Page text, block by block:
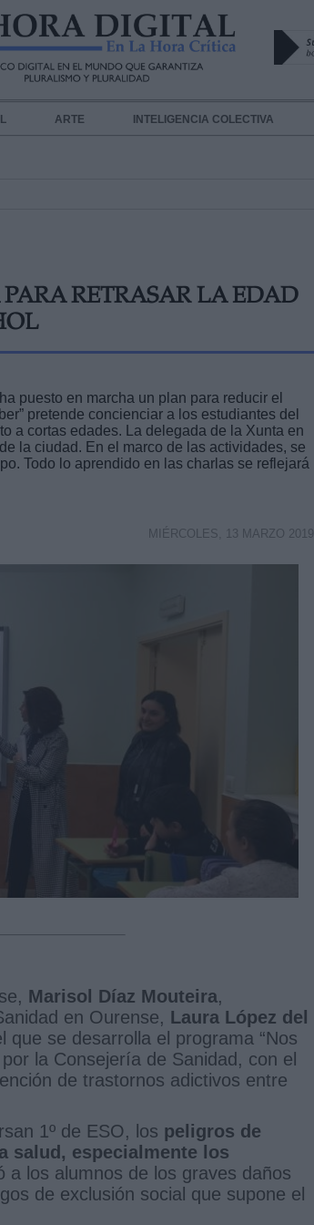
ARTE INTELIGENCIA COLECTIVA
RETRASAR LA EDAD
puesto en marcha un plan para reducir el
pretende concienciar a los estudiantes del
a cortas edades. La delegada de la Xunta en
la ciudad. En el marco de las actividades, se
Todo lo aprendido en las charlas se reflejará
MIÉRCOLES, 13 MARZO 2019
Marisol Díaz Mouteira,
en Ourense, Laura López del
que se desarrolla el programa “Nos
la Consejería de Sanidad, con el
de trastornos adictivos entre
1º de ESO, los peligros de
salud, especialmente los
a los alumnos de los graves daños
de exclusión social que supone el